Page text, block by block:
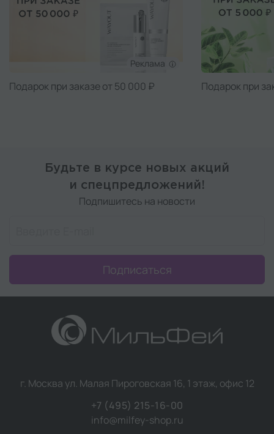
Реклама
Подарок при заказе от 50 000 ₽ Подарок при
Будьте в курсе новых акций
и спецпредложений!
Подпишитесь на новости
Подписаться
г. Москва ул. Малая Пироговская 16, 1 этаж, офис 12
+7 (495) 215-16-00
info@milfey-shop.ru